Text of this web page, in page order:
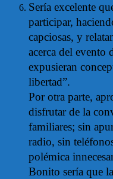
Sería excelente
participar,
capciosas, y
acerca del evento
expusieran
libertad”.
Por otra parte,
disfrutar de la
familiares; sin
radio, sin
polémica
Bonito sería que